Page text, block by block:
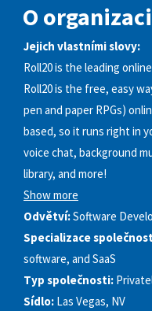
O
Jejich vlastními slovy:
Roll20 is the leading
Roll20 is the free, easy
pen and paper RPGs)
based, so it runs right in
voice chat, background
library, and more!
Show more
Odvětví:Software
Specializace
software, and SaaS
Typ společnosti:
Sídlo: Las Vegas, NV